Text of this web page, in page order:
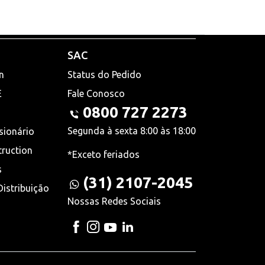
SAC
Status do Pedido
Fale Conosco
0800 727 2273
Segunda à sexta 8:00 às 18:00
*Exceto feriados
(31) 2107-2045
Nossas Redes Sociais